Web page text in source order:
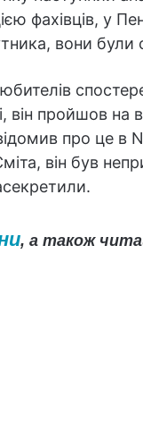
фахівців, у
вони
пройшов на
про це в
він був
, а також